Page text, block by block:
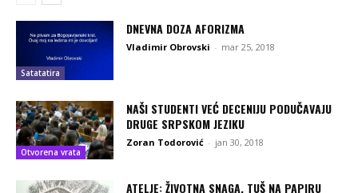
Satatatira
DNEVNA DOZA AFORIZMA
Vladimir Obrovski - mar 25, 2018
Otvorena vrata
NAŠI STUDENTI VEĆ DECENIJU PODUČAVAJU
DRUGE SRPSKOM JEZIKU
Zoran Todorović - jan 30, 2018
ATELJE: ŽIVOTNA SNAGA, TUŠ NA PAPIRU